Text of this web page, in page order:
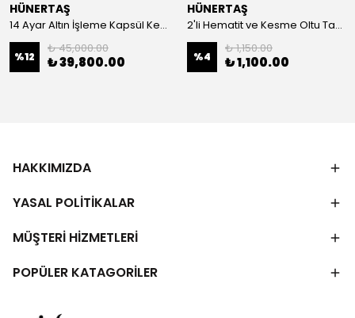
HÜNERTAŞ
14 Ayar Altın İşleme Kapsül Kesim Oltu Taşı Tespih
%12
₺ 45,000.00
₺ 39,800.00
HÜNERTAŞ
2'li Hematit ve Kesme Oltu Taşı Bileklik
%4
₺ 1,150.00
₺ 1,100.00
HAKKIMIZDA
YASAL POLİTİKALAR
MÜŞTERİ HİZMETLERİ
POPÜLER KATAGORİLER